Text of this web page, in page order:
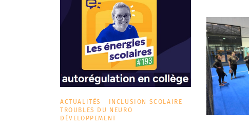
ACTUALITÉS
INCLUSION SCOLAIRE
TROUBLES DU NEURO
DÉVELOPPEMENT